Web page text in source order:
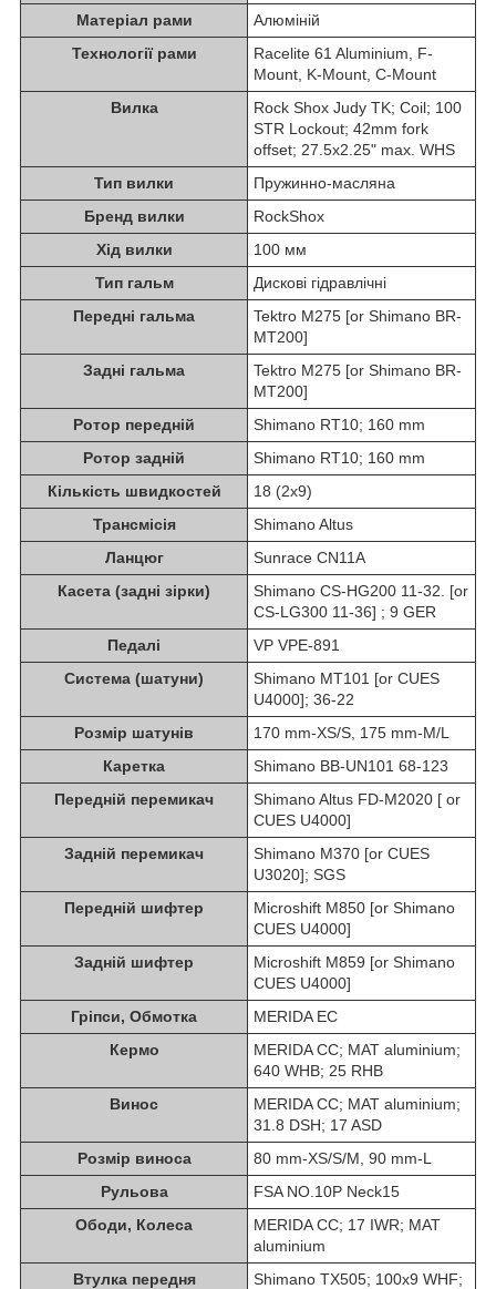
Матеріал рами
Алюміній
Технології рами
Racelite 61 Aluminium, F-
Mount, K-Mount, C-Mount
Вилка
Rock Shox Judy TK; Coil; 100
STR Lockout; 42mm fork
offset; 27.5x2.25" max. WHS
Тип вилки
Пружинно-масляна
Бренд вилки
RockShox
Хід вилки
100 мм
Тип гальм
Дискові гідравлічні
Передні гальма
Tektro M275 [or Shimano BR-
MT200]
Задні гальма
Tektro M275 [or Shimano BR-
MT200]
Ротор передній
Shimano RT10; 160 mm
Ротор задній
Shimano RT10; 160 mm
Кількість швидкостей
18 (2x9)
Трансмісія
Shimano Altus
Ланцюг
Sunrace CN11A
Касета (задні зірки)
Shimano CS-HG200 11-32. [or
CS-LG300 11-36] ; 9 GER
Педалі
VP VPE-891
Система (шатуни)
Shimano MT101 [or CUES
U4000]; 36-22
Розмір шатунів
170 mm-XS/S, 175 mm-M/L
Каретка
Shimano BB-UN101 68-123
Передній перемикач
Shimano Altus FD-M2020 [ or
CUES U4000]
Задній перемикач
Shimano M370 [or CUES
U3020]; SGS
Передній шифтер
Microshift M850 [or Shimano
CUES U4000]
Задній шифтер
Microshift M859 [or Shimano
CUES U4000]
Гріпси, Обмотка
MERIDA EC
Кермо
MERIDA CC; MAT aluminium;
640 WHB; 25 RHB
Винос
MERIDA CC; MAT aluminium;
31.8 DSH; 17 ASD
Розмір виноса
80 mm-XS/S/M, 90 mm-L
Рульова
FSA NO.10P Neck15
Ободи, Колеса
MERIDA CC; 17 IWR; MAT
aluminium
Втулка передня
Shimano TX505; 100x9 WHF;